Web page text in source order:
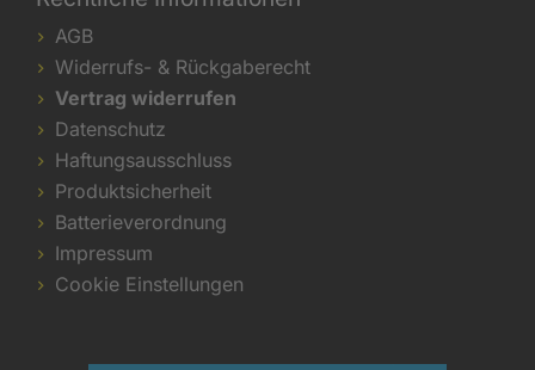
AGB
Widerrufs- & Rückgaberecht
Vertrag widerrufen
Datenschutz
Haftungsausschluss
Produktsicherheit
Batterieverordnung
Impressum
Cookie Einstellungen